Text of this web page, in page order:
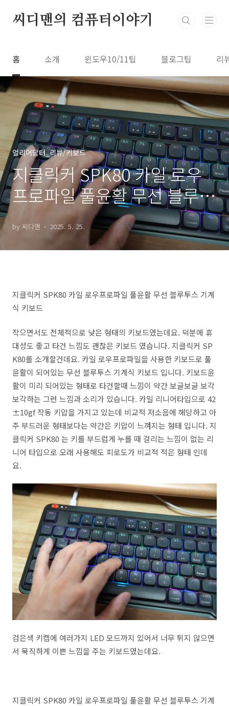
씨디맨의 컴퓨터이야기
홈 소개 윈도우10/11팁 블로그팁 리
얼리어답터_리뷰/키보드
지클릭커 SPK80 카일 로우
프로파일 풀윤활 무선 블루투
스 기계식 키보드
by 씨디맨 2025. 5. 25.
지클릭커 SPK80 카일 로우프로파일 풀윤활 무선 블루투스 기계
식 키보드
작으면서도 전체적으로 낮은 형태의 키보드였는데요. 덕분에 휴
대성도 좋고 타건 느낌도 괜찮은 키보드 였습니다. 지클릭커 SP
K80를 소개할건데요. 카일 로우프로파일을 사용한 키보드로 풀
윤활이 되어있는 무선 블루투스 기계식 키보드 입니다. 키보드윤
활이 미리 되어있는 형태로 타건할때 느낌이 약간 보글보글 보각
보각하는 그런 느낌과 소리가 있습니다. 카일 리니어타입으로 42
±10gf 작동 키압을 가지고 있는데 비교적 저소음에 해당하고 아
주 부드러운 형태보다는 약간은 키압이 느껴지는 형태 입니다. 지
클릭커 SPK80 는 키를 부드럽게 누를 때 걸리는 느낌이 없는 리
니어 타입으로 오래 사용해도 피로도가 비교적 적은 형태 인데
요.
검은색 키캡에 여러가지 LED 모드까지 있어서 너무 튀지 않으면
서 묵직하게 이쁜 느낌을 주는 키보드였는데요.
지클릭커 SPK80 카일 로우프로파일 풀윤활 무선 블루투스 기계